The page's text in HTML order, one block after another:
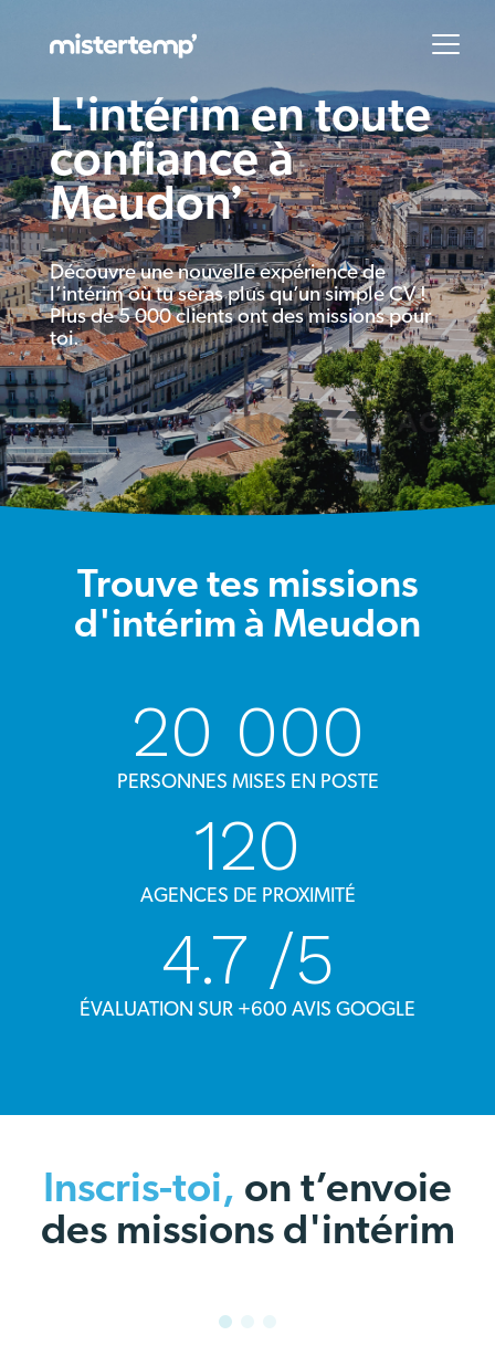
L'intérim en toute
confiance à
Meudon
Découvre une nouvelle expérience de
l’intérim où tu seras plus qu’un simple CV !
Plus de 5 000 clients ont des missions pour
toi.
Trouve tes missions
d'intérim à Meudon
20 000
PERSONNES MISES EN POSTE
120
AGENCES DE PROXIMITÉ
4.7 /5
ÉVALUATION SUR +600 AVIS GOOGLE
Inscris-toi, on t’envoie
des missions d'intérim